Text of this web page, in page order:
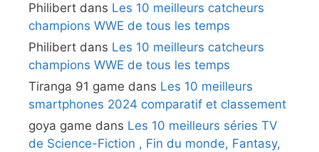
Philibert dans Les 10 meilleurs catcheurs
champions WWE de tous les temps
Philibert dans Les 10 meilleurs catcheurs
champions WWE de tous les temps
Tiranga 91 game dans Les 10 meilleurs
smartphones 2024 comparatif et classement
goya game dans Les 10 meilleurs séries TV
de Science-Fiction , Fin du monde, Fantasy,